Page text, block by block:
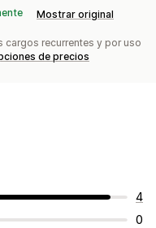
Mostrar original
cargos recurrentes y por uso
de precios
4
0